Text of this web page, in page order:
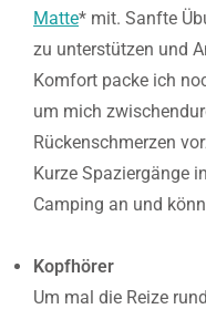
Matte* mit. Sanfte
zu unterstützen und
Komfort packe ich
um mich
Rückenschmerzen
Kurze Spaziergänge
Camping an und
Kopfhörer
Um mal die Reize